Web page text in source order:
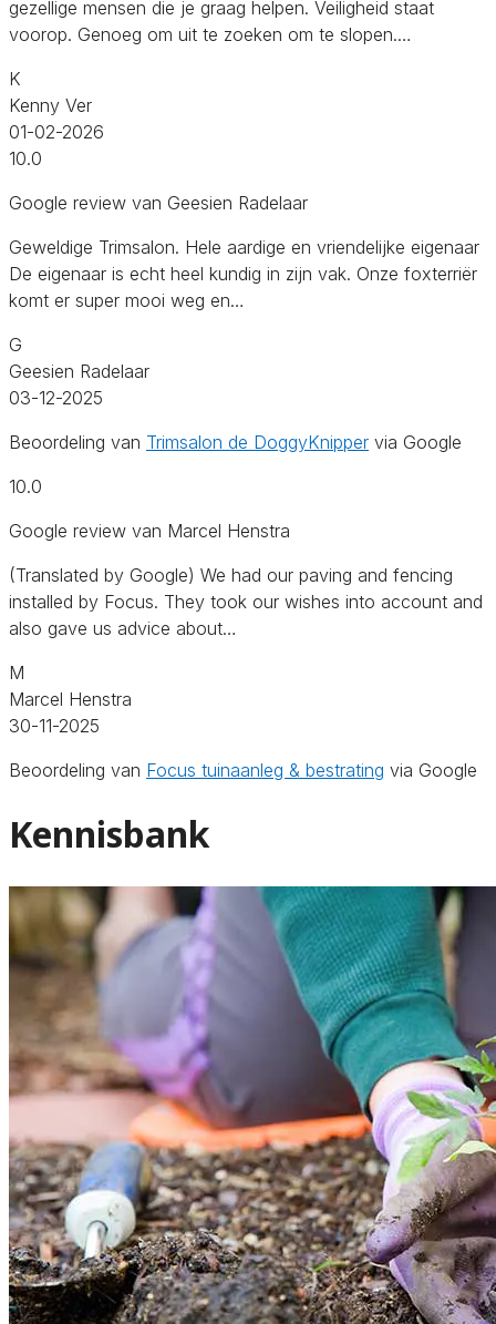
gezellige mensen die je graag helpen. Veiligheid staat
voorop. Genoeg om uit te zoeken om te slopen.…
K
Kenny Ver
01-02-2026
10.0
Google review van Geesien Radelaar
Geweldige Trimsalon. Hele aardige en vriendelijke eigenaar
De eigenaar is echt heel kundig in zijn vak. Onze foxterriër
komt er super mooi weg en…
G
Geesien Radelaar
03-12-2025
Beoordeling van Trimsalon de DoggyKnipper via Google
10.0
Google review van Marcel Henstra
(Translated by Google) We had our paving and fencing
installed by Focus. They took our wishes into account and
also gave us advice about…
M
Marcel Henstra
30-11-2025
Beoordeling van Focus tuinaanleg & bestrating via Google
Kennisbank